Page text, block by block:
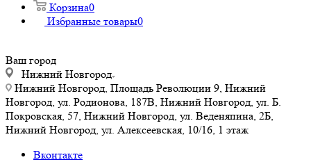
Корзина0
Избранные товары0
Ваш город
Нижний Новгород
Нижний Новгород, Площадь Революции 9, Нижний
Новгород, ул. Родионова, 187В, Нижний Новгород, ул. Б.
Покровская, 57, Нижний Новгород, ул. Веденяпина, 2Б,
Нижний Новгород, ул. Алексеевская, 10/16, 1 этаж
Вконтакте